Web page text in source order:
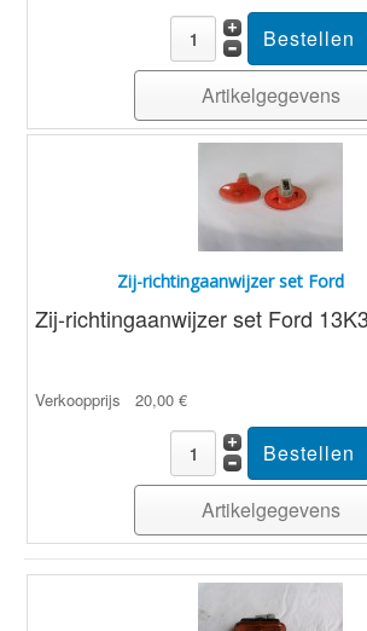
Artikelgegevens
Zij-richtingaanwijzer set Ford
Zij-richtingaanwijzer set Ford
Verkoopprijs 20,00 €
Artikelgegevens